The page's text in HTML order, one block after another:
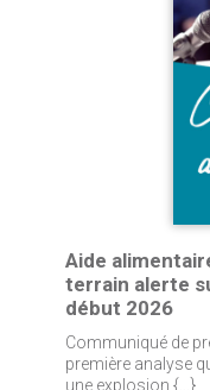
Aide
terrain alerte
début 2026
Communiqué de
première analyse
une explosion {...}